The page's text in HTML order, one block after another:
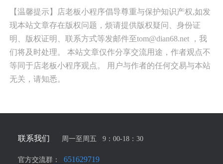
【温馨提示】店老板小程序倡导尊重与保护知识产权,如发
现本站文章存在版权问题，烦请提供版权疑问、身份证
明、版权证明、联系方式等发邮件至tom@dian68.net ，我
们将及时处理。 本站文章仅作分享交流用途，作者观点不
等同于店老板小程序观点。 用户与作者的任何交易与本站
无关，请知悉。
联系我们 周一至周五 9：00-18：30
官方交流群： 651629719